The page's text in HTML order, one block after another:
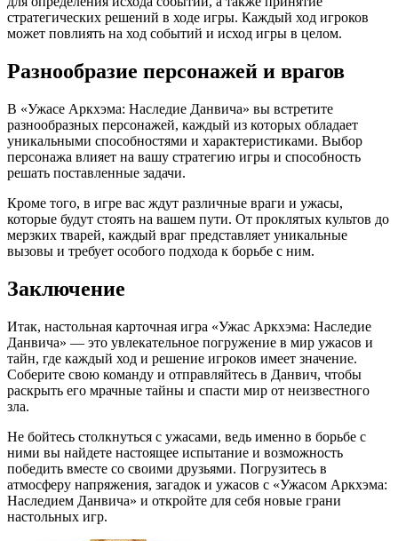
стратегических решений в ходе игры. Каждый ход игроков
может повлиять на ход событий и исход игры в целом.
Разнообразие персонажей и врагов
В «Ужасе Аркхэма: Наследие Данвича» вы встретите
разнообразных персонажей, каждый из которых обладает
уникальными способностями и характеристиками. Выбор
персонажа влияет на вашу стратегию игры и способность
решать поставленные задачи.
Кроме того, в игре вас ждут различные враги и ужасы,
которые будут стоять на вашем пути. От проклятых культов до
мерзких тварей, каждый враг представляет уникальные
вызовы и требует особого подхода к борьбе с ним.
Заключение
Итак, настольная карточная игра «Ужас Аркхэма: Наследие
Данвича» — это увлекательное погружение в мир ужасов и
тайн, где каждый ход и решение игроков имеет значение.
Соберите свою команду и отправляйтесь в Данвич, чтобы
раскрыть его мрачные тайны и спасти мир от неизвестного
зла.
Не бойтесь столкнуться с ужасами, ведь именно в борьбе с
ними вы найдете настоящее испытание и возможность
победить вместе со своими друзьями. Погрузитесь в
атмосферу напряжения, загадок и ужасов с «Ужасом Аркхэма:
Наследием Данвича» и откройте для себя новые грани
настольных игр.